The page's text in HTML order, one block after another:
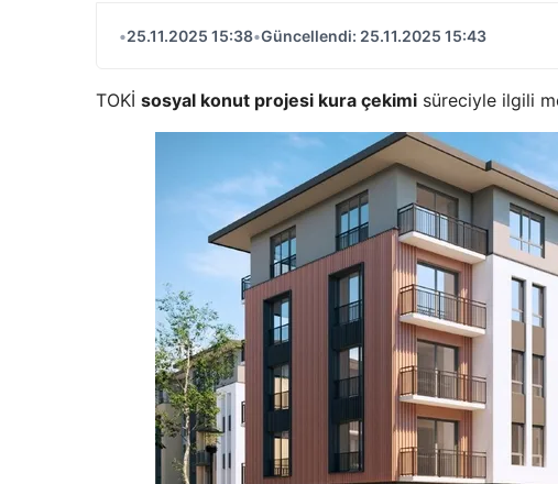
•25.11.2025 15:38•Güncellendi: 25.11.2025 15:43
TOKİ sosyal konut projesi kura çekimi süreciyle ilgili